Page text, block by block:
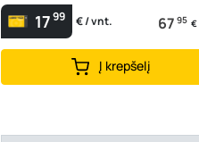
SL116
1799 € / vnt. 67 95 €
Į krepšelį